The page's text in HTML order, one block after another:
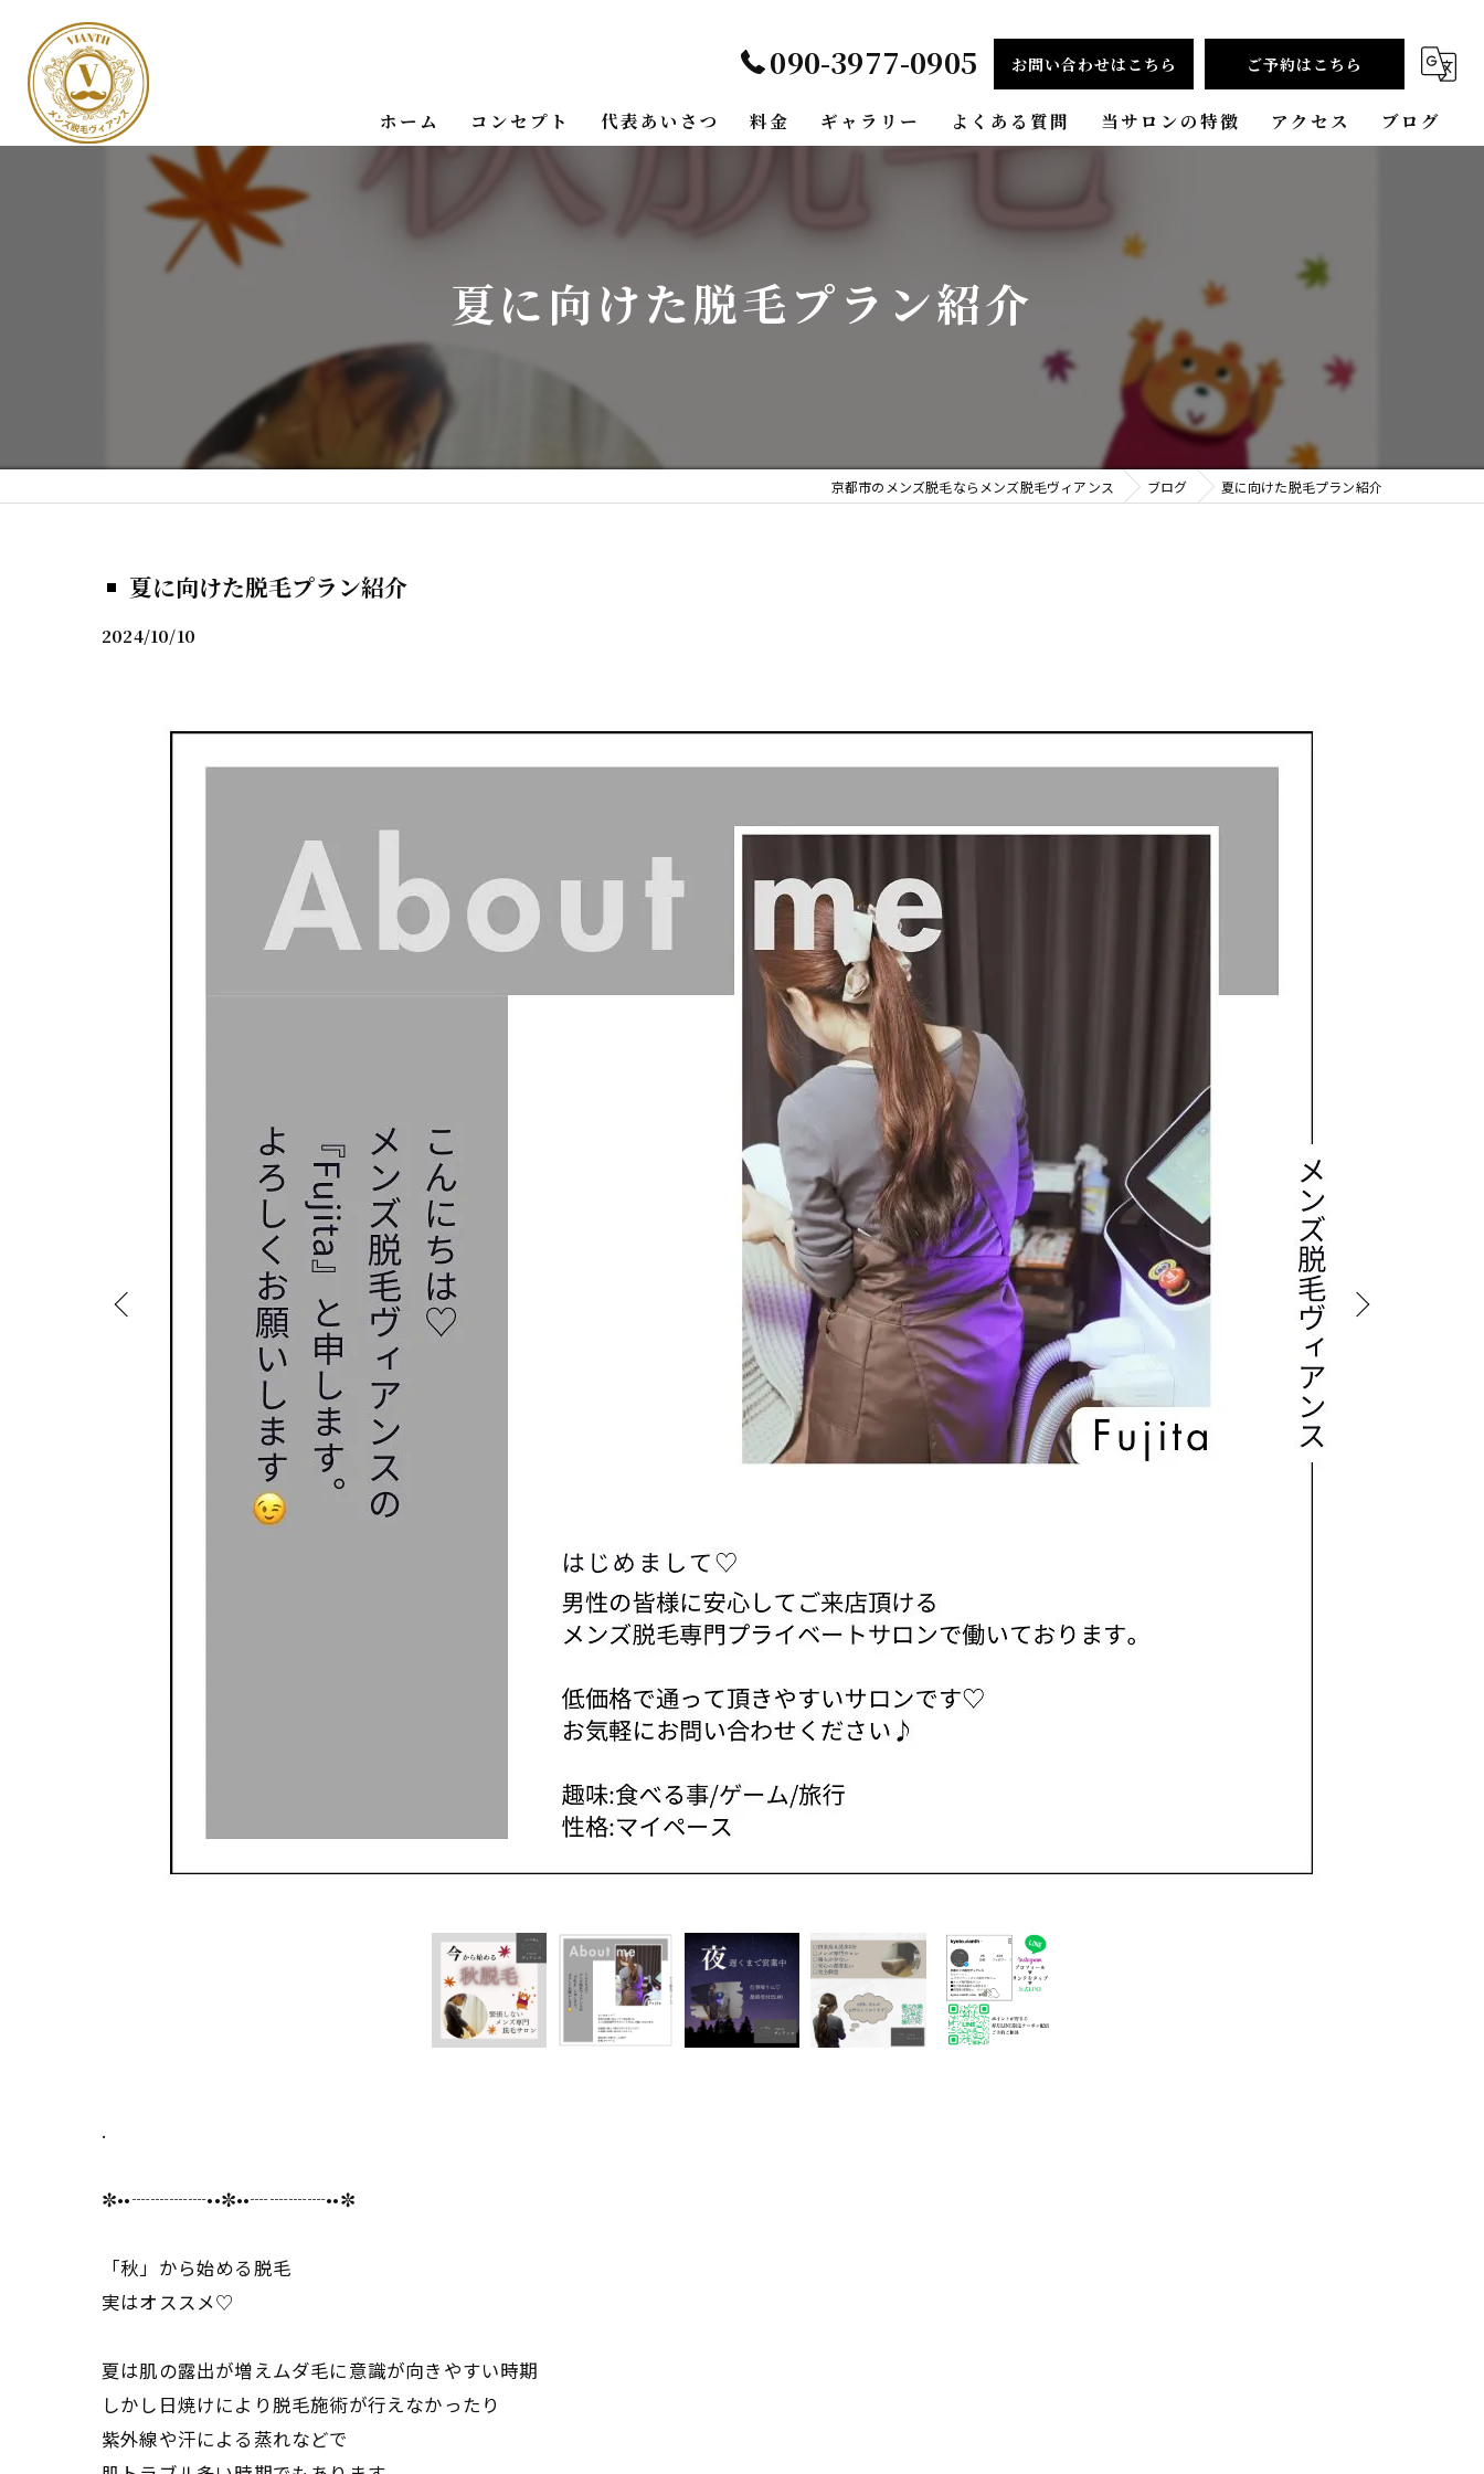
090-3977-0905 お問い合わせはこちら ご予約はこちら
ホーム コンセプト 代表あいさつ 料金 ギャラリー よくある質問 当サロンの特徴
プライベートサロン
安い
VIO脱毛
アクセス ブログ
夏に向けた脱毛プラン紹介
京都市のメンズ脱毛ならメンズ脱毛ヴィアンス ブログ 夏に向けた脱毛プラン紹介
夏に向けた脱毛プラン紹介
2024/10/10
.
✼••┈┈┈┈••✼••┈┈┈┈••✼
「秋」から始める脱毛
実はオススメ♡
夏は肌の露出が増えムダ毛に意識が向きやすい時期
しかし日焼けにより脱毛施術が行えなかったり
紫外線や汗による蒸れなどで